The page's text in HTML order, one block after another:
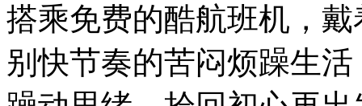
搭乘免费的酷航班机，
别快节奏的苦闷烦躁生